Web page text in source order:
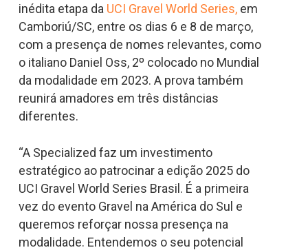
inédita etapa da UCI Gravel World Series,em
Camboriú/SC, entre os dias 6 e 8 de março,
com a presença de nomes relevantes, como
o italiano Daniel Oss, 2º colocado no Mundial
da modalidade em 2023. A prova também
reunirá amadores em três distâncias
diferentes.
“A Specialized faz um investimento
estratégico ao patrocinar a edição 2025 do
UCI Gravel World Series Brasil. É a primeira
vez do evento Gravel na América do Sul e
queremos reforçar nossa presença na
modalidade. Entendemos o seu potencial